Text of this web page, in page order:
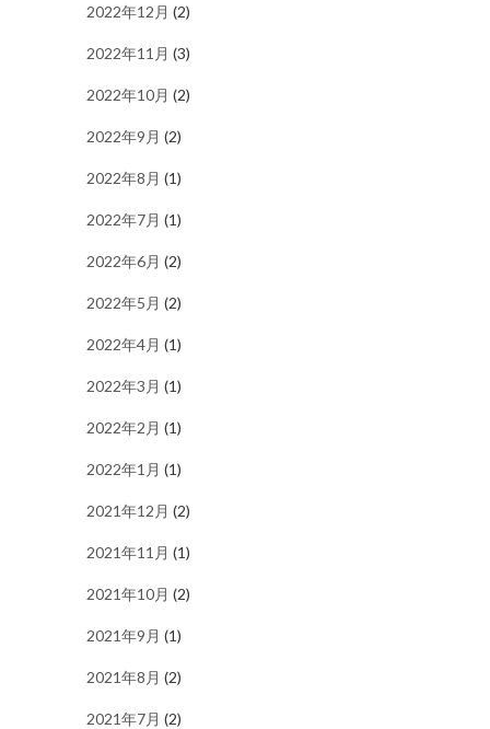
2022年12月 (2)
2022年11月 (3)
2022年10月 (2)
2022年9月 (2)
2022年8月 (1)
2022年7月 (1)
2022年6月 (2)
2022年5月 (2)
2022年4月 (1)
2022年3月 (1)
2022年2月 (1)
2022年1月 (1)
2021年12月 (2)
2021年11月 (1)
2021年10月 (2)
2021年9月 (1)
2021年8月 (2)
2021年7月 (2)